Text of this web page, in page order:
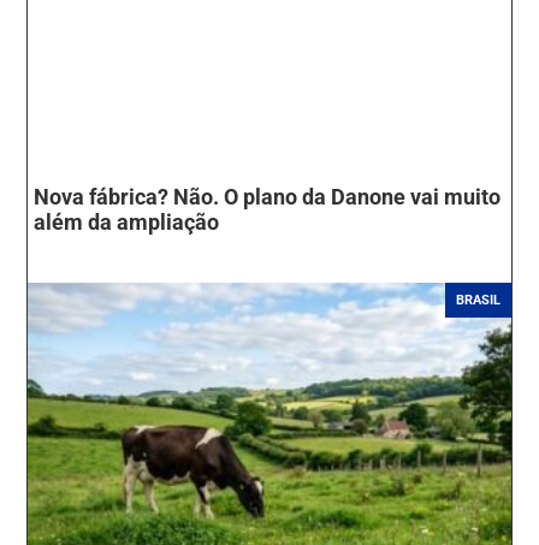
Nova fábrica? Não. O plano da Danone vai muito
além da ampliação
BRASIL